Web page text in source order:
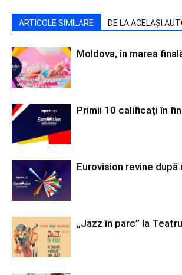
ARTICOLE SIMILARE DE LA ACELAȘI
Moldova, în marea
Primii 10 calificați în
Eurovision revine după
„Jazz în parc” la